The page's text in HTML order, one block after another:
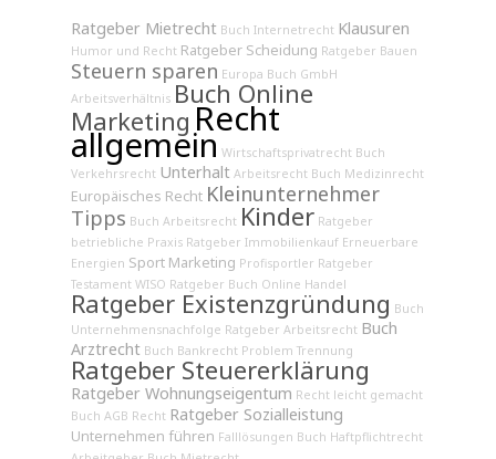
Ratgeber Mietrecht Buch Internetrecht Klausuren
Humor und Recht Ratgeber Scheidung Ratgeber Bauen
Steuern sparen Europa Buch GmbH
Arbeitsverhältnis Buch Online
Marketing Recht
allgemein Wirtschaftsprivatrecht Buch
Verkehrsrecht Unterhalt Arbeitsrecht Buch Medizinrecht
Europäisches Recht Kleinunternehmer
Tipps Buch Arbeitsrecht Kinder Ratgeber
betriebliche Praxis Ratgeber Immobilienkauf Erneuerbare
Energien Sport Marketing Profisportler Ratgeber
Testament WISO Ratgeber Buch Online Handel
Ratgeber Existenzgründung Buch
Unternehmensnachfolge Ratgeber Arbeitsrecht Buch
Arztrecht Buch Bankrecht Problem Trennung
Ratgeber Steuererklärung
Ratgeber Wohnungseigentum Recht leicht gemacht
Buch AGB Recht Ratgeber Sozialleistung
Unternehmen führen Falllösungen Buch Haftpflichtrecht